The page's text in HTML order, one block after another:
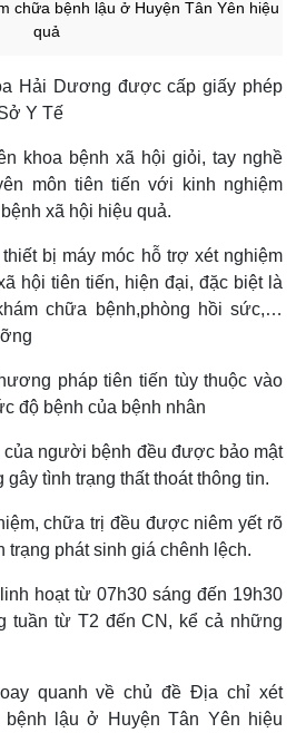
chữa bệnh lậu ở Huyện Tân Yên hiệu
quả
Hải Dương được cấp giấy phép
Y Tế
khoa bệnh xã hội giỏi, tay nghề
môn tiên tiến với kinh nghiệm
xã hội hiệu quả.
bị máy móc hỗ trợ xét nghiệm
hội tiên tiến, hiện đại, đặc biệt là
chữa bệnh,phòng hồi sức,…
pháp tiên tiến tùy thuộc vào
độ bệnh của bệnh nhân
người bệnh đều được bảo mật
tình trạng thất thoát thông tin.
chữa trị đều được niêm yết rõ
trạng phát sinh giá chênh lệch.
hoạt từ 07h30 sáng đến 19h30
tuần từ T2 đến CN, kể cả những
quanh về chủ đề Địa chỉ xét
bệnh lậu ở Huyện Tân Yên hiệu